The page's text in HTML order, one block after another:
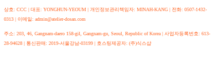
상호: CCC | 대표: YONGHUN-YEOUM | 개인정보관리책임자: MINAH-KANG | 전화: 0507-1432-
0313 | 이메일: admin@atelier-dosan.com
주소: 203, 46, Gangnam-daero 158-gil, Gangnam-gu, Seoul, Republic of Korea | 사업자등록번호: 613-
28-94628 | 통신판매: 2019-서울강남-03199 | 호스팅제공자: (주)식스샵